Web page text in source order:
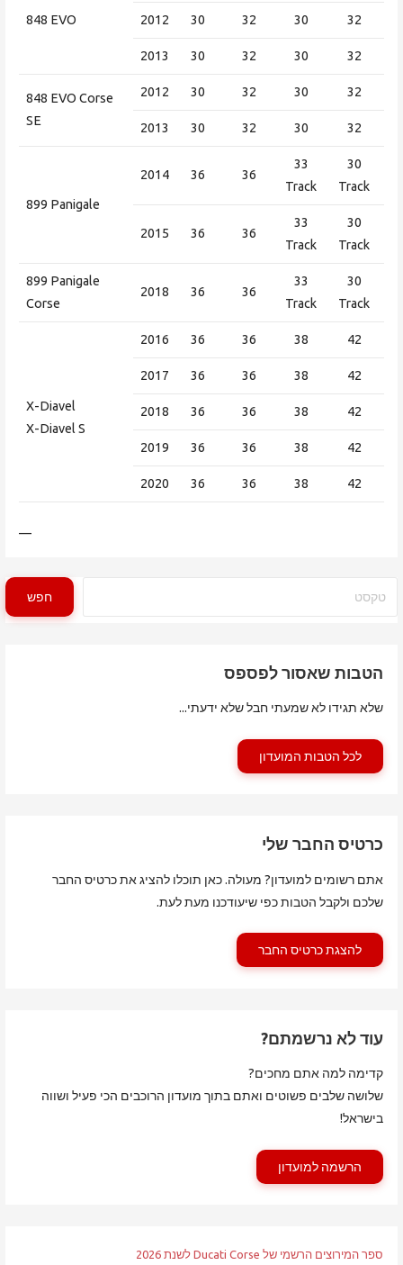
848 EVO 2012 30 32 30 32
2013 30 32 30 32
848 EVO Corse
SE
2012 30 32 30 32
2013 30 32 30 32
899 Panigale
2014 36 36
33
Track
30
Track
2015 36 36
33
Track
30
Track
899 Panigale
Corse
2018 36 36
33
Track
30
Track
X-Diavel
X-Diavel S
2016 36 36 38 42
2017 36 36 38 42
2018 36 36 38 42
2019 36 36 38 42
2020 36 36 38 42
—
חפש
הטבות שאסור לפספס
שלא תגידו לא שמעתי חבל שלא ידעתי...
לכל הטבות המועדון
כרטיס החבר שלי
אתם רשומים למועדון? מעולה. כאן תוכלו להציג את כרטיס החבר
שלכם ולקבל הטבות כפי שיעודכנו מעת לעת.
להצגת כרטיס החבר
עוד לא נרשמתם?
קדימה למה אתם מחכים?
שלושה שלבים פשוטים ואתם בתוך מועדון הרוכבים הכי פעיל ושווה
בישראל!
הרשמה למועדון
ספר המירוצים הרשמי של Ducati Corse לשנת 2026